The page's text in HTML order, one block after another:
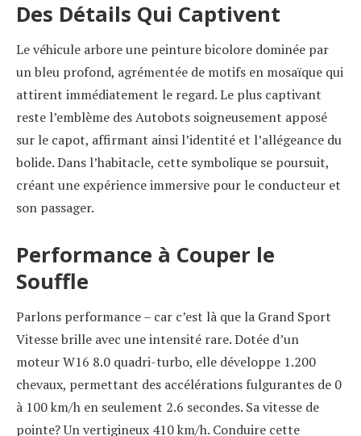
Des Détails Qui Captivent
Le véhicule arbore une peinture bicolore dominée par
un bleu profond, agrémentée de motifs en mosaïque qui
attirent immédiatement le regard. Le plus captivant
reste l’emblème des Autobots soigneusement apposé
sur le capot, affirmant ainsi l’identité et l’allégeance du
bolide. Dans l’habitacle, cette symbolique se poursuit,
créant une expérience immersive pour le conducteur et
son passager.
Performance à Couper le
Souffle
Parlons performance – car c’est là que la Grand Sport
Vitesse brille avec une intensité rare. Dotée d’un
moteur W16 8.0 quadri-turbo, elle développe 1.200
chevaux, permettant des accélérations fulgurantes de 0
à 100 km/h en seulement 2.6 secondes. Sa vitesse de
pointe? Un vertigineux 410 km/h. Conduire cette